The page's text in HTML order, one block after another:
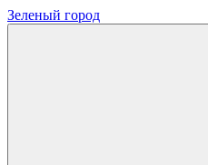
Зеленый город